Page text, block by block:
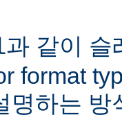
과 같이 슬
format
명하는 방